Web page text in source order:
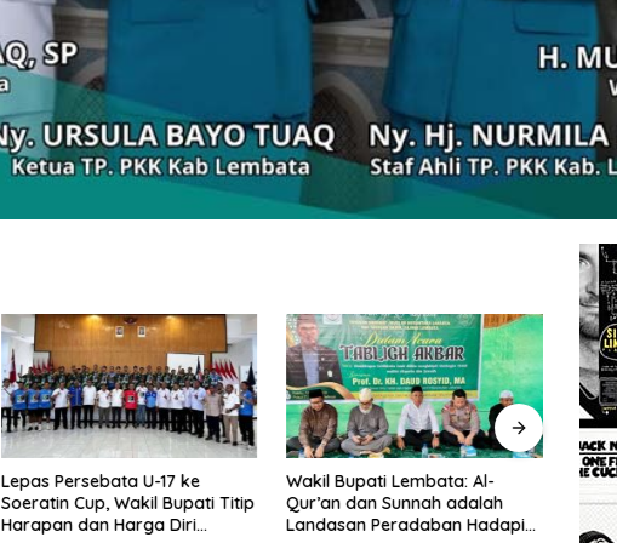
Lepas Persebata U-17 ke
Soeratin Cup, Wakil Bupati Titip
Harapan dan Harga Diri
Wakil Bupati Lembata: Al-
Qur’an dan Sunnah adalah
Landasan Peradaban Hadapi